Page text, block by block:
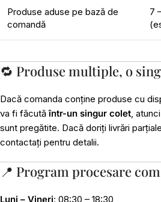
Produse aduse pe bază de
comandă
7
🔁 Produse multiple, o
Dacă comanda conține produse cu
va fi făcutăîntr-un singur colet,
sunt pregătite. Dacă doriți livrări
contactați pentru detalii.
📍 Program procesare
Luni – Vineri: 08:30 – 18:30